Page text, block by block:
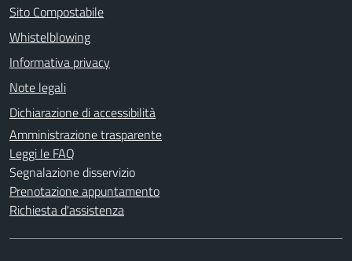
Sito Compostabile
Whistelblowing
Informativa privacy
Note legali
Dichiarazione di accessibilità
Amministrazione trasparente
Leggi le FAQ
Segnalazione disservizio
Prenotazione appuntamento
Richiesta d'assistenza